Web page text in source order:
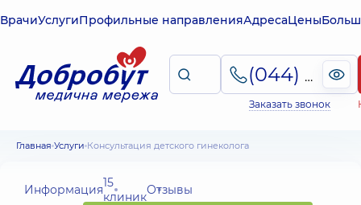
ВрачиУслугиПрофильные направленияАдресаЦены
(044) 495-2-888
Заказать звонок
Главная Услуги Консультация детского гинеколога
Информация15
клиникОтзывы